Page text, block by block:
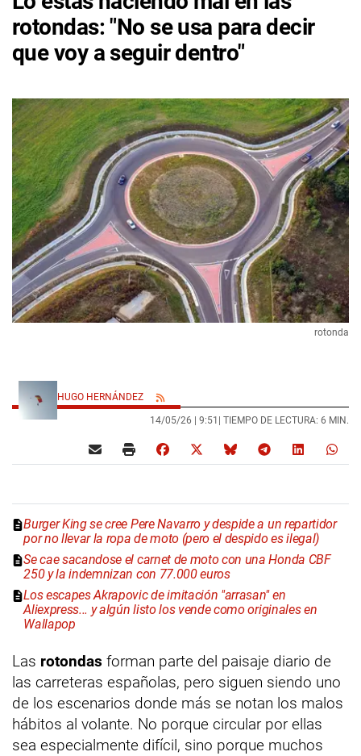
rotondas: "No se usa para decir
que voy a seguir dentro"
rotonda
HUGO HERNÁNDEZ
14/05/26 | 9:51 | TIEMPO DE LECTURA: 6 MIN.
Burger King se cree Pere Navarro y despide a un repartidor
por no llevar la ropa de moto (pero el despido es ilegal)
Se cae sacandose el carnet de moto con una Honda CBF
250 y la indemnizan con 77.000 euros
Los escapes Akrapovic de imitación "arrasan" en
Aliexpress... y algún listo los vende como originales en
Wallapop
Las rotondas forman parte del paisaje diario de
las carreteras españolas, pero siguen siendo uno
de los escenarios donde más se notan los malos
hábitos al volante. No porque circular por ellas
sea especialmente difícil, sino porque muchos